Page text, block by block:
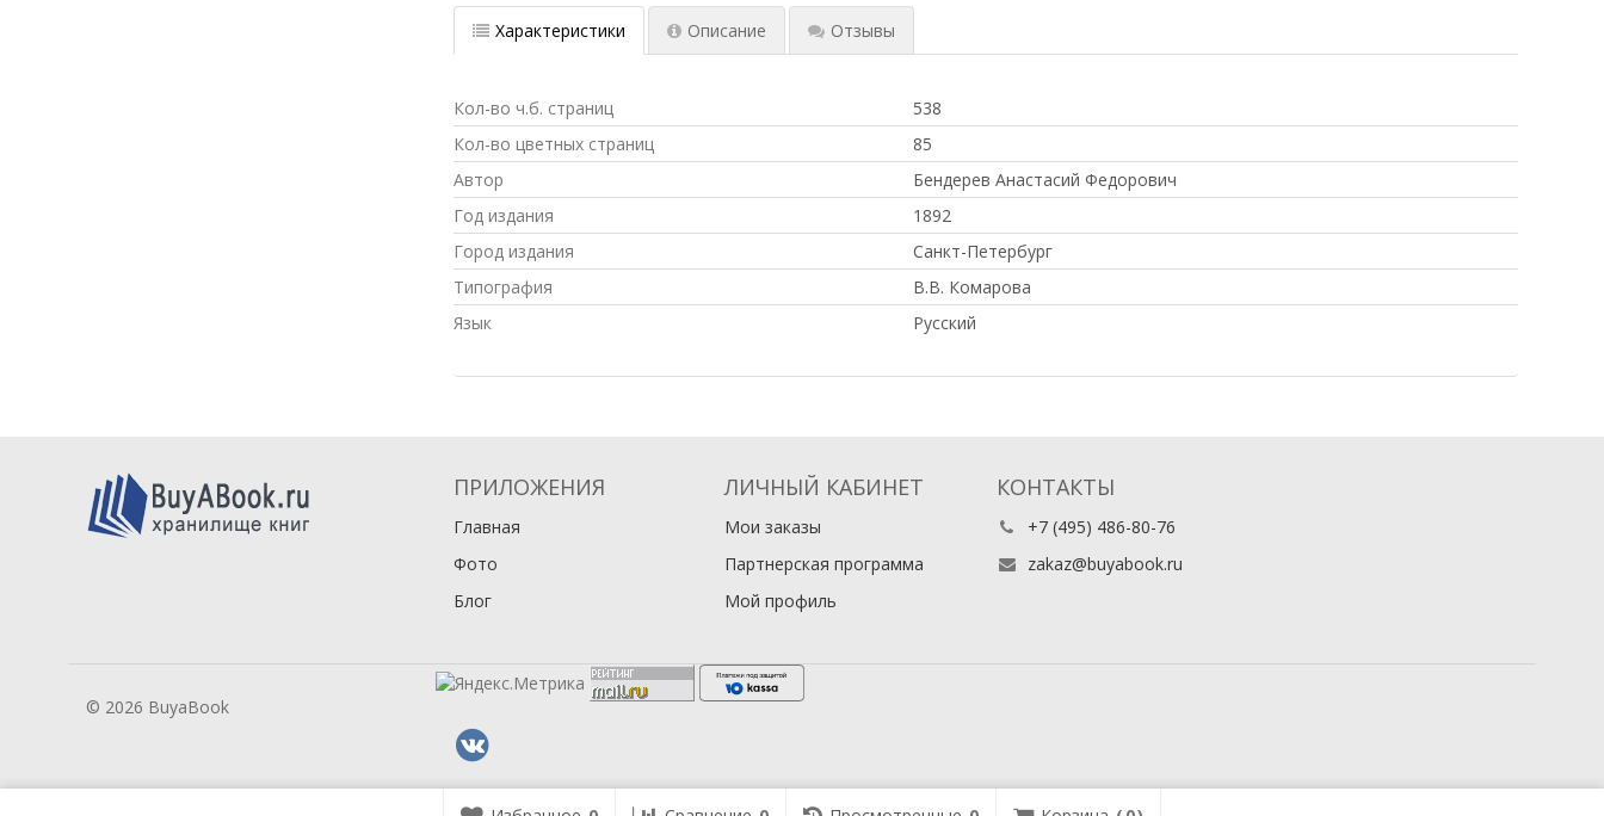
Характеристики Описание Отзывы
Кол-во ч.б. страниц
538
Кол-во цветных страниц
85
Автор
Бендерев Анастасий Федорович
Год издания
1892
Город издания
Санкт-Петербург
Типография
В.В. Комарова
Язык
Русский
ПРИЛОЖЕНИЯ
Главная
Фото
Блог
ЛИЧНЫЙ КАБИНЕТ
Мои заказы
Партнерская программа
Мой профиль
КОНТАКТЫ
+7 (495) 486-80-76
zakaz@buyabook.ru
© 2026 BuyaBook